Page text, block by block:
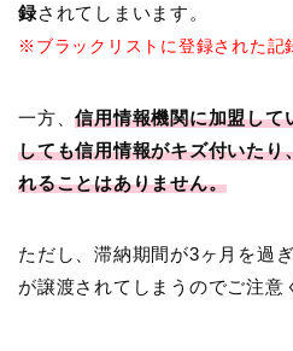
録されてしまいます。
※ブラックリストに登録された記
一方、信用情報機関に加盟し
しても信用情報がキズ付いたり
れることはありません。
ただし、滞納期間が3ヶ月を過
が譲渡されてしまうのでご注意